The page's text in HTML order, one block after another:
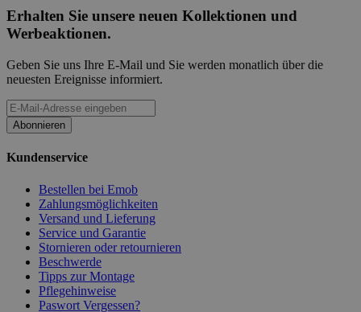
Erhalten Sie unsere neuen Kollektionen und
Werbeaktionen.
Geben Sie uns Ihre E-Mail und Sie werden monatlich über die
neuesten Ereignisse informiert.
Abonnieren
Kundenservice
Bestellen bei Emob
Zahlungsmöglichkeiten
Versand und Lieferung
Service und Garantie
Stornieren oder retournieren
Beschwerde
Tipps zur Montage
Pflegehinweise
Paswort Vergessen?